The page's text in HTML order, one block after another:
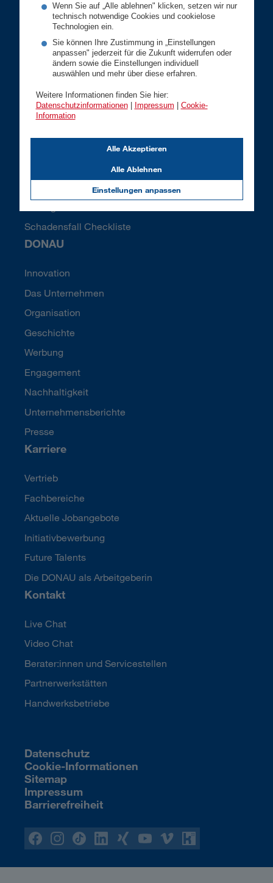
Wenn Sie auf „Alle ablehnen" klicken, setzen wir nur
technisch notwendige Cookies und cookielose
Technologien ein.
Sie können Ihre Zustimmung in „Einstellungen
anpassen" jederzeit für die Zukunft widerrufen oder
ändern sowie die Einstellungen individuell
auswählen und mehr über diese erfahren.
Weitere Informationen finden Sie hier:
Datenschutzinformationen| Impressum
Cookie-
Information
Einstellungen anpassen
Alle Ablehnen
Alle Akzeptieren
Daten ändern
Versicherungscheck
Servicedownloads
Informationsblätter Privatkunden
Ombudsstelle
Rechtliches und Compliance
Pensionslückenrechner
Schadensfall Checkliste
DONAU
Innovation
Das Unternehmen
Organisation
Geschichte
Werbung
Engagement
Nachhaltigkeit
Unternehmensberichte
Presse
Karriere
Vertrieb
Fachbereiche
Aktuelle Jobangebote
Initiativbewerbung
Future Talents
Die DONAU als Arbeitgeberin
Kontakt
Live Chat
Video Chat
Berater:innen und Servicestellen
Partnerwerkstätten
Handwerksbetriebe
Datenschutz
Cookie-Informationen
Sitemap
Impressum
Barrierefreiheit